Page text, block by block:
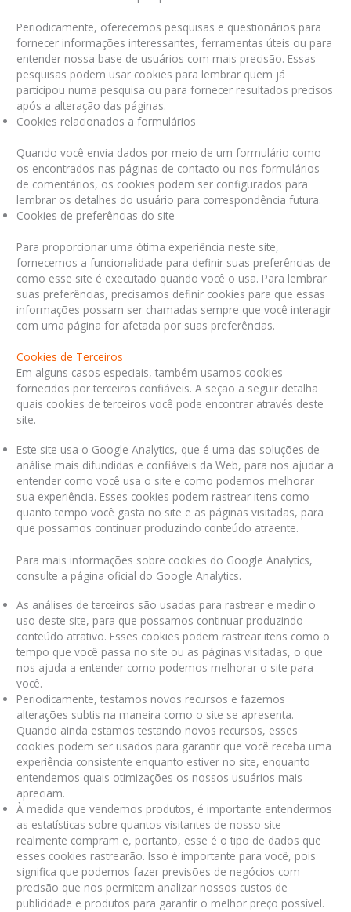
Periodicamente, oferecemos pesquisas e questionários para
fornecer informações interessantes, ferramentas úteis ou para
entender nossa base de usuários com mais precisão. Essas
pesquisas podem usar cookies para lembrar quem já
participou numa pesquisa ou para fornecer resultados precisos
após a alteração das páginas.
Cookies relacionados a formulários
Quando você envia dados por meio de um formulário como
os encontrados nas páginas de contacto ou nos formulários
de comentários, os cookies podem ser configurados para
lembrar os detalhes do usuário para correspondência futura.
Cookies de preferências do site
Para proporcionar uma ótima experiência neste site,
fornecemos a funcionalidade para definir suas preferências de
como esse site é executado quando você o usa. Para lembrar
suas preferências, precisamos definir cookies para que essas
informações possam ser chamadas sempre que você interagir
com uma página for afetada por suas preferências.
Cookies de Terceiros
Em alguns casos especiais, também usamos cookies
fornecidos por terceiros confiáveis. A seção a seguir detalha
quais cookies de terceiros você pode encontrar através deste
site.
Este site usa o Google Analytics, que é uma das soluções de
análise mais difundidas e confiáveis ​​da Web, para nos ajudar a
entender como você usa o site e como podemos melhorar
sua experiência. Esses cookies podem rastrear itens como
quanto tempo você gasta no site e as páginas visitadas, para
que possamos continuar produzindo conteúdo atraente.
Para mais informações sobre cookies do Google Analytics,
consulte a página oficial do Google Analytics.
As análises de terceiros são usadas para rastrear e medir o
uso deste site, para que possamos continuar produzindo
conteúdo atrativo. Esses cookies podem rastrear itens como o
tempo que você passa no site ou as páginas visitadas, o que
nos ajuda a entender como podemos melhorar o site para
você.
Periodicamente, testamos novos recursos e fazemos
alterações subtis na maneira como o site se apresenta.
Quando ainda estamos testando novos recursos, esses
cookies podem ser usados ​​para garantir que você receba uma
experiência consistente enquanto estiver no site, enquanto
entendemos quais otimizações os nossos usuários mais
apreciam.
À medida que vendemos produtos, é importante entendermos
as estatísticas sobre quantos visitantes de nosso site
realmente compram e, portanto, esse é o tipo de dados que
esses cookies rastrearão. Isso é importante para você, pois
significa que podemos fazer previsões de negócios com
precisão que nos permitem analizar nossos custos de
publicidade e produtos para garantir o melhor preço possível.